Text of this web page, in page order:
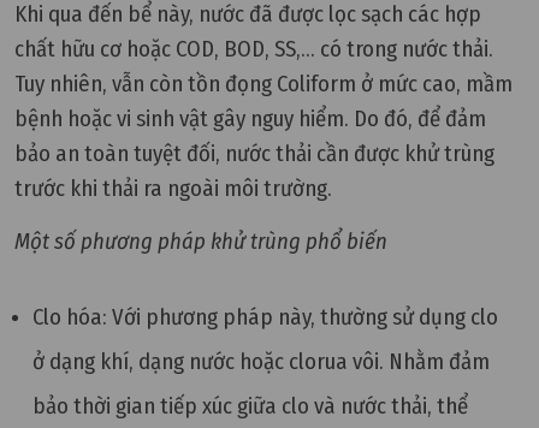
Khi qua đến bể này, nước đã được lọc sạch các hợp
chất hữu cơ hoặc COD, BOD, SS,... có trong nước thải.
Tuy nhiên, vẫn còn tồn đọng Coliform ở mức cao, mầm
bệnh hoặc vi sinh vật gây nguy hiểm. Do đó, để đảm
bảo an toàn tuyệt đối, nước thải cần được khử trùng
trước khi thải ra ngoài môi trường.
Một số phương pháp khử trùng phổ biến
Clo hóa: Với phương pháp này, thường sử dụng clo
ở dạng khí, dạng nước hoặc clorua vôi. Nhằm đảm
bảo thời gian tiếp xúc giữa clo và nước thải, thể